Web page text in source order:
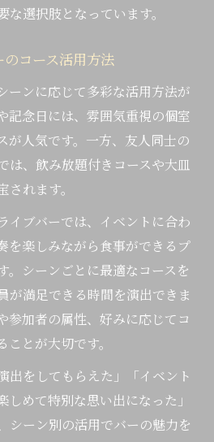
選択肢となっています。
コース活用方法
ーンに応じて多彩な活用方法が
記念日には、雰囲気重視の個室
が人気です。一方、友人同士の
は、飲み放題付きコースや大皿
れます。
イブバーでは、イベントに合わ
を楽しみながら食事ができるプ
。シーンごとに最適なコースを
が満足できる時間を演出できま
参加者の属性、好みに応じてコ
とが大切です。
出をしてもらえた」「イベント
しめて特別な思い出になった」
シーン別の活用でバーの魅力を